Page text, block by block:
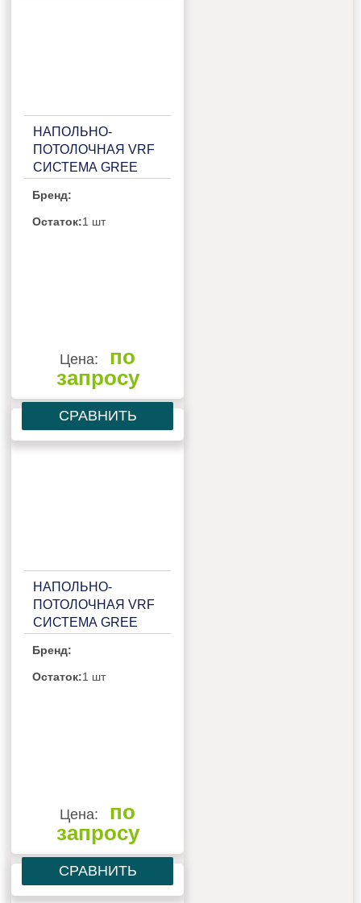
НАПОЛЬНО-
ПОТОЛОЧНАЯ VRF
СИСТЕМА GREE
Бренд:
Остаток:1 шт
Цена:
по
запросу
СРАВНИТЬ
НАПОЛЬНО-
ПОТОЛОЧНАЯ VRF
СИСТЕМА GREE
Бренд:
Остаток:1 шт
Цена:
по
запросу
СРАВНИТЬ